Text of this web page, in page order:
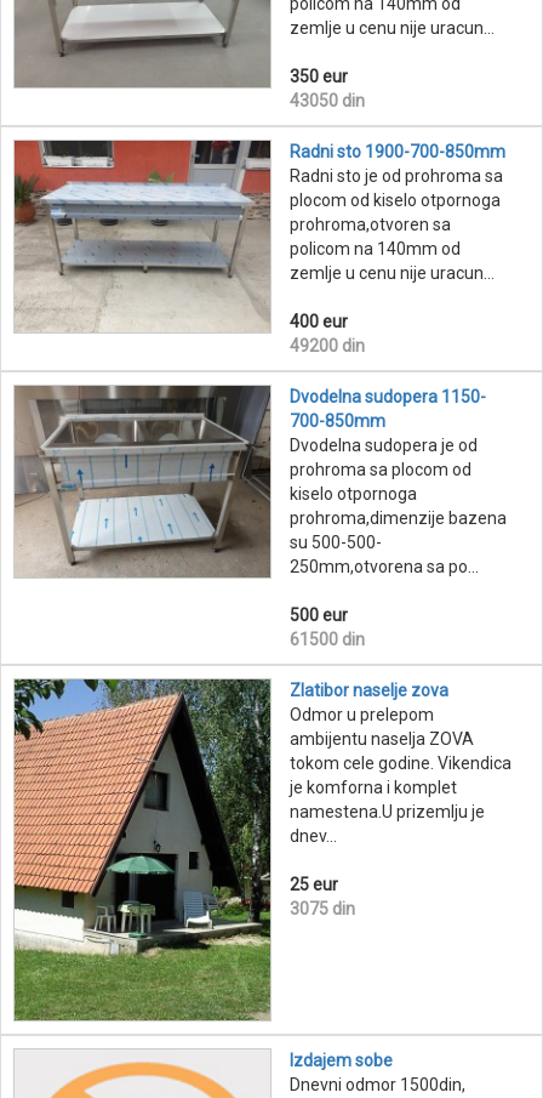
zemlje u cenu nije uracun...
350 eur
43050 din
Radni sto 1900-700-850mm
Radni sto je od prohroma sa
plocom od kiselo otpornoga
prohroma,otvoren sa
policom na 140mm od
zemlje u cenu nije uracun...
400 eur
49200 din
Dvodelna sudopera 1150-
700-850mm
Dvodelna sudopera je od
prohroma sa plocom od
kiselo otpornoga
prohroma,dimenzije bazena
su 500-500-
250mm,otvorena sa po...
500 eur
61500 din
Zlatibor naselje zova
Odmor u prelepom
ambijentu naselja ZOVA
tokom cele godine. Vikendica
je komforna i komplet
namestena.U prizemlju je
dnev...
25 eur
3075 din
Izdajem sobe
Dnevni odmor 1500din,